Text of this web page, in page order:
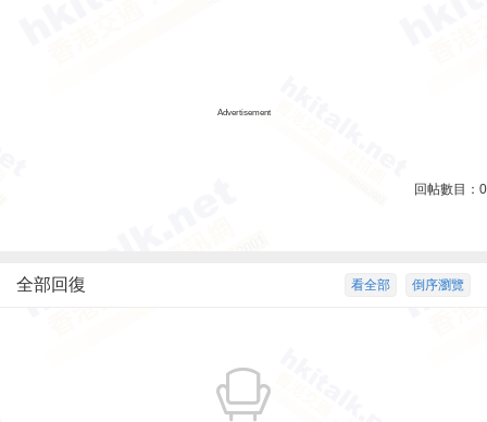
Advertisement
回帖數目： 0
倒序瀏覽
看全部
全部回復